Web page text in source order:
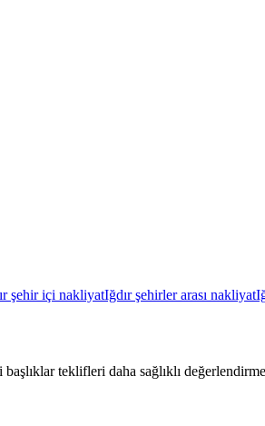
şehir içi nakliyatIğdır şehirler arası nakliyat
başlıklar teklifleri daha sağlıklı